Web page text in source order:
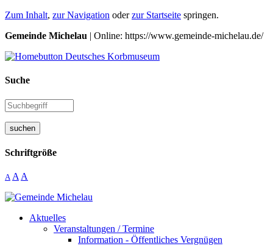
Zum Inhalt, zur Navigation oderzur Startseite springen.
Gemeinde Michelau | Online: https://www.gemeinde-michelau.de/
Suche
suchen
Schriftgröße
A A A
Aktuelles
Veranstaltungen / Termine
Information - Öffentliches Vergnügen